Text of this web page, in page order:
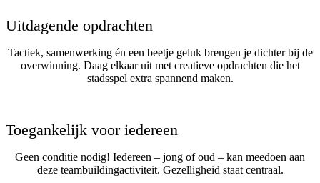
Uitdagende opdrachten
Tactiek, samenwerking én een beetje geluk brengen je dichter bij de
overwinning. Daag elkaar uit met creatieve opdrachten die het
stadsspel extra spannend maken.
Toegankelijk voor iedereen
Geen conditie nodig! Iedereen – jong of oud – kan meedoen aan
deze teambuildingactiviteit. Gezelligheid staat centraal.